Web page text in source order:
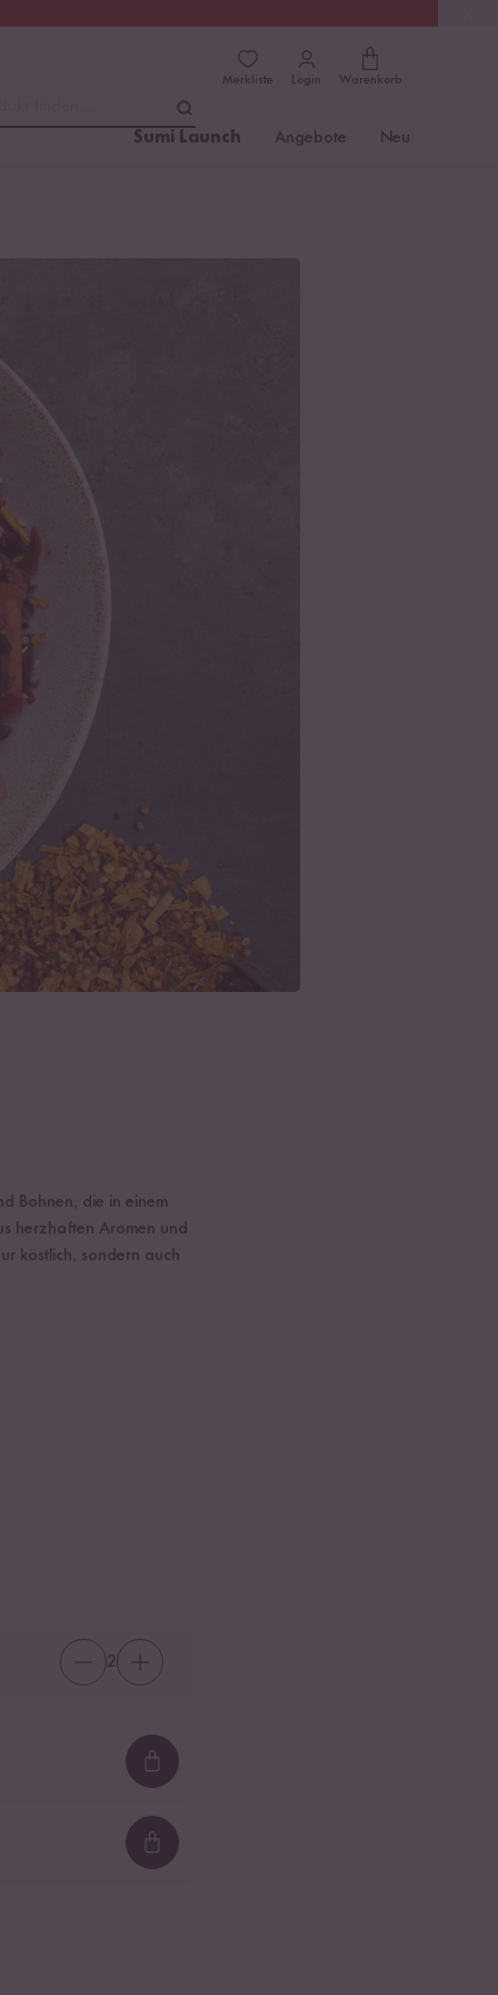
Merkliste Login Warenkorb
Sumi Launch Angebote Neu
Bohnen, die in einem
herzhaften Aromen und
köstlich, sondern auch
2
Loading...
Loading...